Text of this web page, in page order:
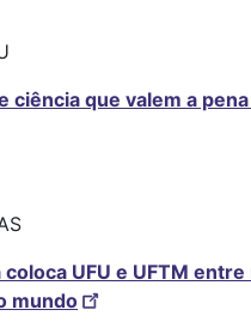
ciência que valem a
UFU e UFTM
mundo